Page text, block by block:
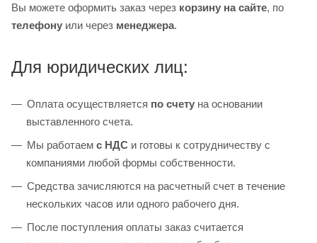
Вы можете оформить заказ через корзину на сайте, по
телефону или через менеджера.
Для юридических лиц:
Оплата осуществляется по счету на основании
выставленного счета.
Мы работаем с НДС и готовы к сотрудничеству с
компаниями любой формы собственности.
Средства зачисляются на расчетный счет в течение
нескольких часов или одного рабочего дня.
После поступления оплаты заказ считается